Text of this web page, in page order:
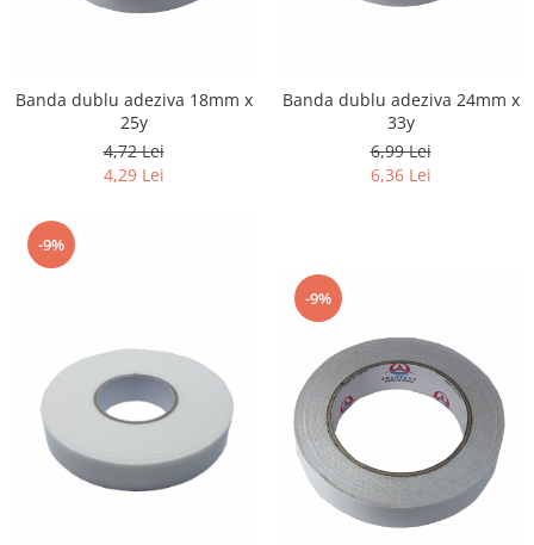
Banda dublu adeziva 18mm x
25y
4,72 Lei
4,29 Lei
Banda dublu adeziva 24mm x
33y
6,99 Lei
6,36 Lei
-9%
-9%